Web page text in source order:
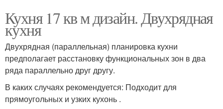
Кухня 17 кв м дизайн. Двухрядная
кухня
Двухрядная (параллельная) планировка кухни
предполагает расстановку функциональных зон в два
ряда параллельно друг другу.
В каких случаях рекомендуется: Подходит для
прямоугольных и узких кухонь .